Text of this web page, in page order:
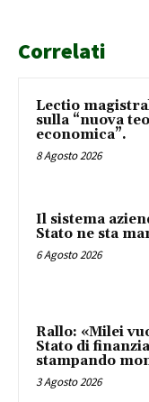
Correlati
Lectio
sulla “nuova
economica”.
8 Agosto 2026
Il sistema
Stato ne sta
6 Agosto 2026
Rallo: «Milei
Stato di
stampando
3 Agosto 2026